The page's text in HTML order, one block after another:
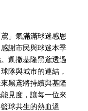
」氣滿滿球迷感恩
謝市民與球迷本季
凱撒基隆黑鳶透過
隊與城市的連結，
黑鳶將持續與基隆
見度，讓每一位來
球共生的熱血溫